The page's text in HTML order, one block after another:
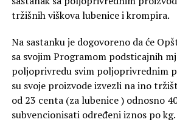
tržišnih viškova lubenice i krompira.
Na sastanku je dogovoreno da će
sa svojim Programom podsticajnih
poljoprivredu svim poljoprivrednim
su svoje proizvode izvezli na ino
od 23 centa (za lubenice ) odnosno
subvencionisati određeni iznos po kg.